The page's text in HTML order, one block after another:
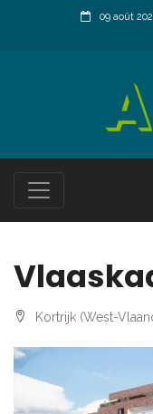
09 août
Kortrijk (West-